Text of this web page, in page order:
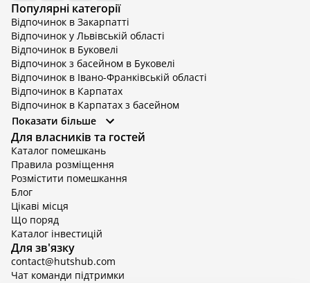
Популярні категорії
Відпочинок в Закарпатті
Відпочинок у Львівській області
Відпочинок в Буковелі
Відпочинок з басейном в Буковелі
Відпочинок в Івано-Франківській області
Відпочинок в Карпатах
Відпочинок в Карпатах з басейном
Відпочинок в Київській області
Відпочинок в Київській області з басейном
Відпочинок в Тернопільській області
Відпочинок у Вінницькій області
Відпочинок в Яремче
Відпочинок у Львівській області з басейном
Відпочинок з басейном в Тернопільській області
Показати більше
Для власників та гостей
Каталог помешкань
Правила розміщення
Розмістити помешкання
Блог
Цікаві місця
Що поряд
Каталог інвестицій
Для зв'язку
contact@hutshub.com
Чат команди підтримки